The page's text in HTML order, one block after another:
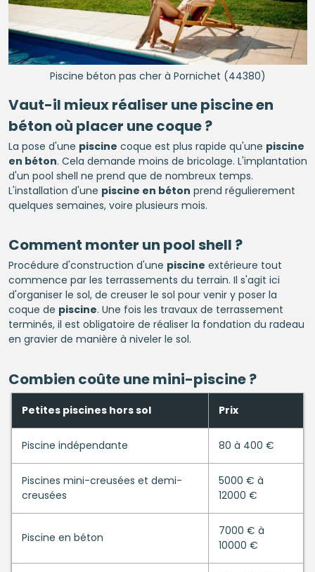
Piscine béton pas cher à Pornichet (44380)
Vaut-il mieux réaliser unepiscine en
béton où placer une coque ?
La pose d'une piscine coque est plus rapide qu'une piscine
en béton. Cela demande moins de bricolage. L'implantation
d'un pool shell ne prend que de nombreux temps.
L'installation d'une piscine en béton prend régulierement
quelques semaines, voire plusieurs mois.
Comment monter un pool shell ?
Procédure d'construction d'une piscine extérieure tout
commence par les terrassements du terrain. Il s'agit ici
d'organiser le sol, de creuser le sol pour venir y poser la
coque de piscine. Une fois les travaux de terrassement
terminés, il est obligatoire de réaliser la fondation du radeau
en gravier de manière à niveler le sol.
Combien coûte une mini-piscine?
Petites piscines hors sol Prix
Piscine indépendante 80 à 400 €
Piscines mini-creusées et demi-
creusées
5000 € à
12000 €
Piscine en béton
7000 € à
10000 €